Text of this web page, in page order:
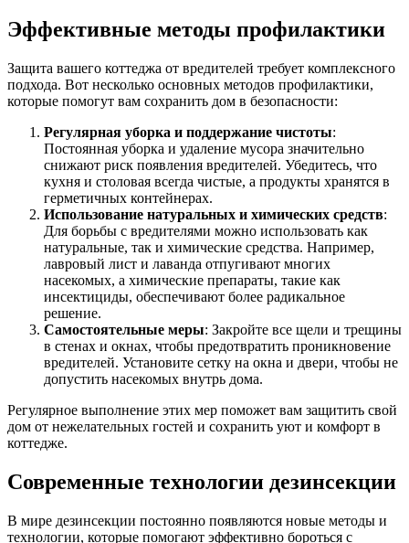
Эффективные методы профилактики
Защита вашего коттеджа от вредителей требует комплексного
подхода. Вот несколько основных методов профилактики,
которые помогут вам сохранить дом в безопасности:
Регулярная уборка и поддержание чистоты:
Постоянная уборка и удаление мусора значительно
снижают риск появления вредителей. Убедитесь, что
кухня и столовая всегда чистые, а продукты хранятся в
герметичных контейнерах.
Использование натуральных и химических средств:
Для борьбы с вредителями можно использовать как
натуральные, так и химические средства. Например,
лавровый лист и лаванда отпугивают многих
насекомых, а химические препараты, такие как
инсектициды, обеспечивают более радикальное
решение.
Самостоятельные меры: Закройте все щели и трещины
в стенах и окнах, чтобы предотвратить проникновение
вредителей. Установите сетку на окна и двери, чтобы не
допустить насекомых внутрь дома.
Регулярное выполнение этих мер поможет вам защитить свой
дом от нежелательных гостей и сохранить уют и комфорт в
коттедже.
Современные технологии дезинсекции
В мире дезинсекции постоянно появляются новые методы и
технологии, которые помогают эффективно бороться с